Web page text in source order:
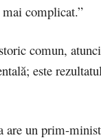
complicat.”
comun,
este
un prim-